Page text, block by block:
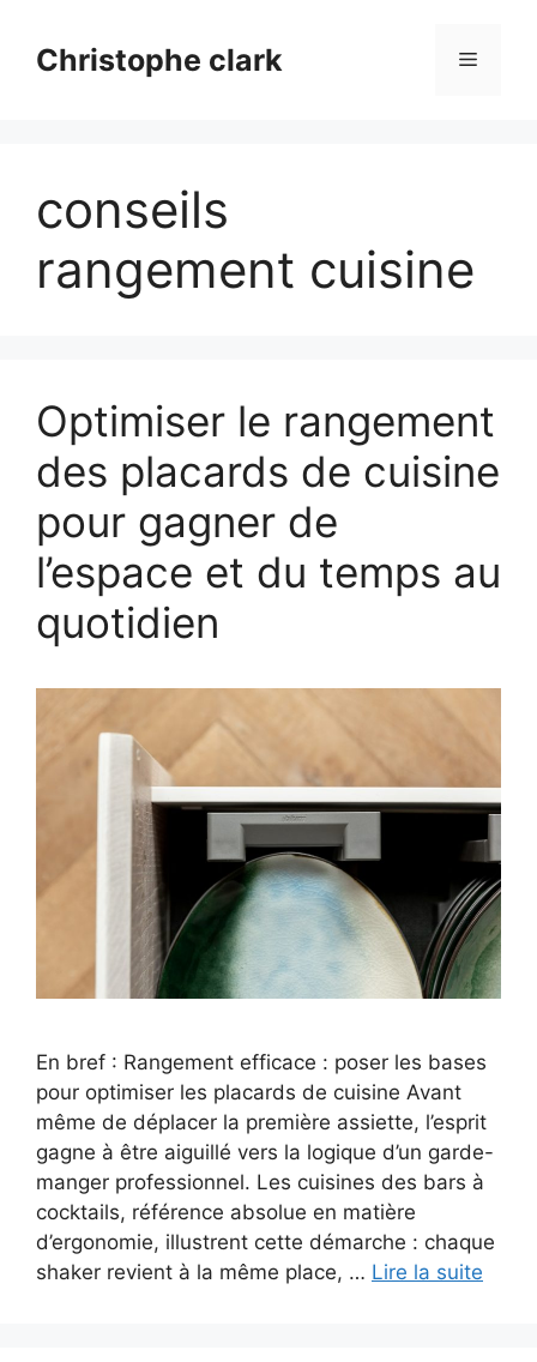
contenuChristophe clark Menu
conseils
rangement cuisine
Optimiser le rangement
des placards de cuisine
pour gagner de
l’espace et du temps au
quotidien
En bref : Rangement efficace : poser les bases
pour optimiser les placards de cuisine Avant
même de déplacer la première assiette, l’esprit
gagne à être aiguillé vers la logique d’un garde-
manger professionnel. Les cuisines des bars à
cocktails, référence absolue en matière
d’ergonomie, illustrent cette démarche : chaque
shaker revient à la même place, … Lire la suite